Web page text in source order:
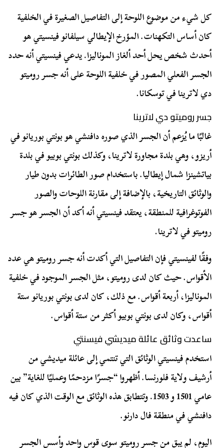
كل شيء من موضوع اللوحة إلى التفاصيل الصغيرة في الخلفية
كان أساس التكهنات. المؤرخ الإيطالي سيلفانو فينسيتي هو
أحدث شخص يحل أحد ألغاز الموناليزا. يدعي فينسيتي أنه حدد
الجسر الفعلي المصور في خلفية اللوحة على أنه جسر روميتو
دي لاترينا في توسكانا.
جسر روميتو دي لاترينا
غالبًا ما يُزعم أن الجسر الذي صوره دافنشي هو بونتي بوريانو في
أريزو، وهي بلدة مجاورة لاترينا، وكذلك بونتي بوبيو في بلدة
بياتشينزا شمال إيطاليا. باستخدام صور الطائرات بدون طيار
والوثائق التاريخية، بالإضافة إلى مقارنة اللوحات والصور
الفوتوغرافية للمنطقة، يعتقد فينسيتي أنه أكد أن الجسر هو جسر
روميتو في لاترينا.
وفقًا لفينسيتي فإن التفاصيل التي أكدت أنه جسر روميتو هي عدد
الأقواس. حيث كان لدى روميتو، مثل الجسر الموجود في خلفية
الموناليزا، أربعة أقواس. مع ذلك، كان لدى بونتي بوريانو ستة
أقواس، وكان لدى بونتي بوبيو أكثر من ستة أقواس.
ساعدت وثائق عائلة ميديشي فيسنتي
استخدم فينسيتي الوثائق التي تنتمي إلى عائلة ميديشي من
أرشيف ولاية فلورنسا. أظهروا “جسرًا مزدحمًا وعمليًا للغاية” بين
عامي 1501 و 1503. وتتطابق هذه الوثائق مع الوقت الذي كان فيه
دافنشي في منطقة فال دارنو.
اليوم، لم يبق من جسر روميتو سوى قوس واحد وأسس الجسر